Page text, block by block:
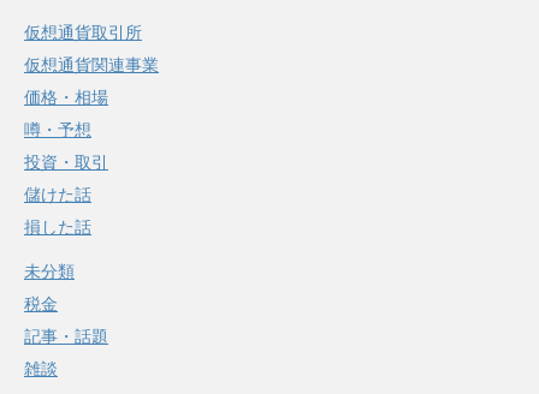
仮想通貨取引所
仮想通貨関連事業
価格・相場
噂・予想
投資・取引
儲けた話
損した話
未分類
税金
記事・話題
雑談